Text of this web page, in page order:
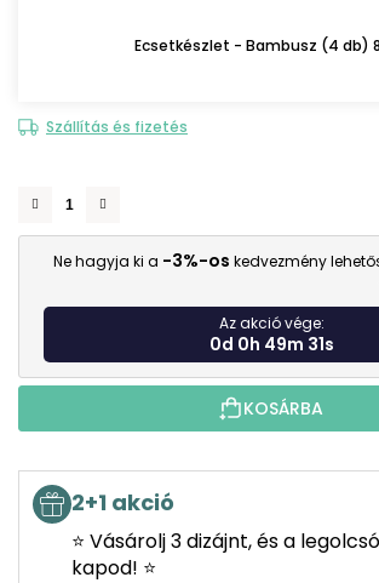
Ecsetkészlet - Bambusz (4 db)
Szállítás és fizetés
Ne hagyja ki a -3%-os kedvezmény
Az akció vége:
0d 0h 49m 30s
KOSÁRBA
2+1 akció
⭐ Vásárolj 3 dizájnt, és a
kapod! ⭐